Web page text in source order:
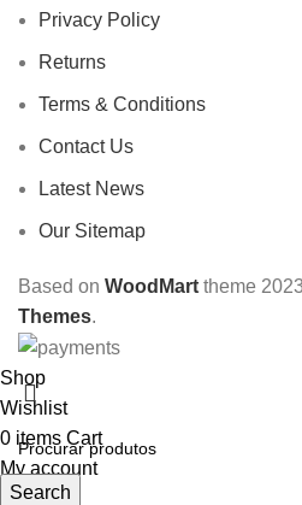
Privacy Policy
Returns
Terms & Conditions
Contact Us
Latest News
Our Sitemap
Based on WoodMart theme 2023
Themes.
Search
Shop
Wishlist
0 items Cart
My account